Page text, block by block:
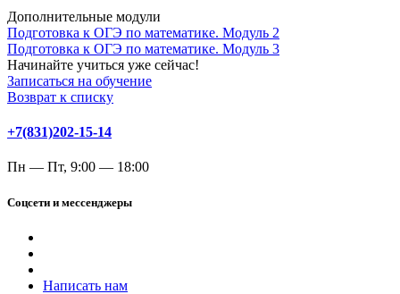
Дополнительные модули
Подготовка к ОГЭ по математике. Модуль 2
Подготовка к ОГЭ по математике. Модуль 3
Начинайте учиться уже сейчас!
Записаться на обучение
Возврат к списку
+7(831)202-15-14
Пн — Пт, 9:00 — 18:00
Соцсети и мессенджеры
Написать нам